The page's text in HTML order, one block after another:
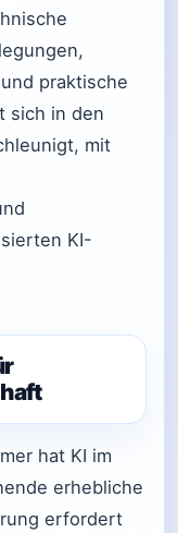
praktische
sich in den
mit
KI-
hat KI im
erhebliche
erfordert